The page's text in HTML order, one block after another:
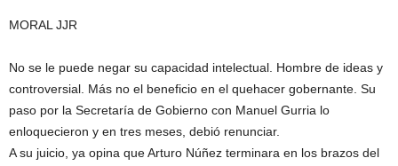
MORAL JJR
No se le puede negar su capacidad intelectual. Hombre de ideas y
controversial. Más no el beneficio en el quehacer gobernante. Su
paso por la Secretaría de Gobierno con Manuel Gurria lo
enloquecieron y en tres meses, debió renunciar.
A su juicio, ya opina que Arturo Núñez terminara en los brazos del